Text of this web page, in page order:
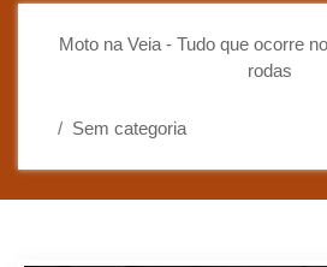
Moto na Veia - Tudo que ocorre
rodas
Sem categoria